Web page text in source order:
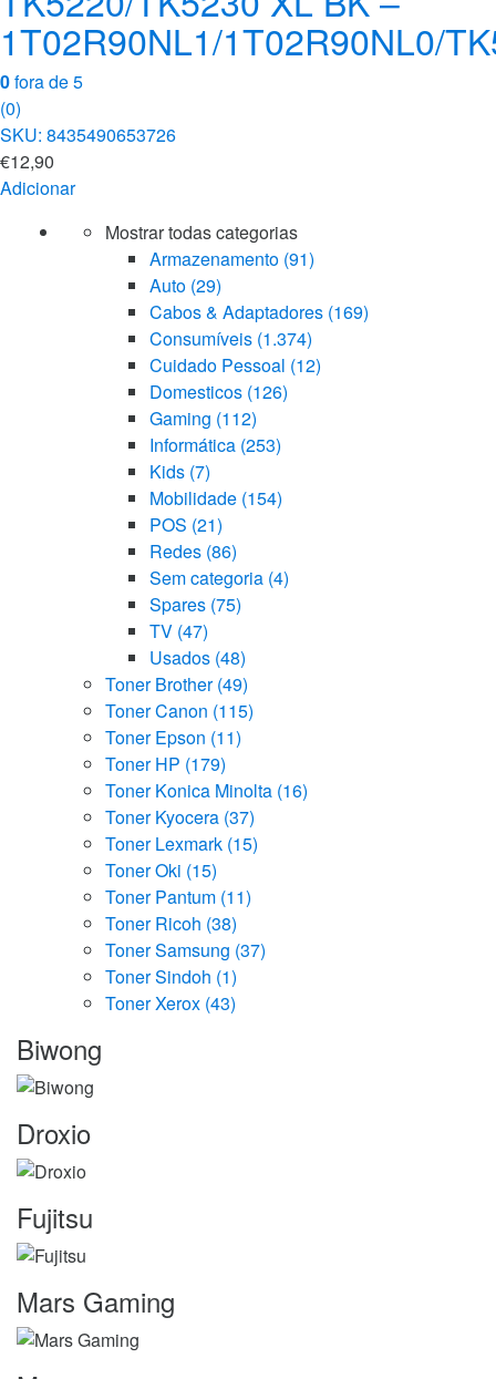
1T02R90NL1/1T02R90NL0/
0fora de 5
(0)
SKU: 8435490653726
€12,90
Adicionar
Mostrar todas categorias
Armazenamento (91)
Auto (29)
Cabos & Adaptadores (169)
Consumíveis (1.374)
Cuidado Pessoal (12)
Domesticos (126)
Gaming (112)
Informática (253)
Kids (7)
Mobilidade (154)
POS (21)
Redes (86)
Sem categoria (4)
Spares (75)
TV (47)
Usados (48)
Toner Brother(49)
Toner Canon (115)
Toner Epson (11)
Toner HP (179)
Toner Konica Minolta (16)
Toner Kyocera (37)
Toner Lexmark (15)
Toner Oki (15)
Toner Pantum (11)
Toner Ricoh (38)
Toner Samsung (37)
Toner Sindoh (1)
Toner Xerox (43)
Marcas
Carrossel
Biwong
Droxio
Fujitsu
Mars Gaming